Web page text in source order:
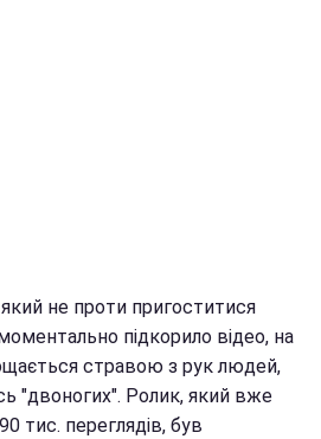
не проти пригоститися
підкорило відео, на
стравою з рук людей,
"двоногих". Ролик, який вже
тис. переглядів, був